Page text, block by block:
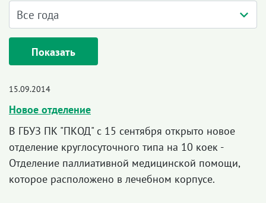
Показать
15.09.2014
Новое отделение
В ГБУЗ ПК "ПКОД" с 15 сентября открыто новое
отделение круглосуточного типа на 10 коек -
Отделение паллиативной медицинской помощи,
которое расположено в лечебном корпусе.